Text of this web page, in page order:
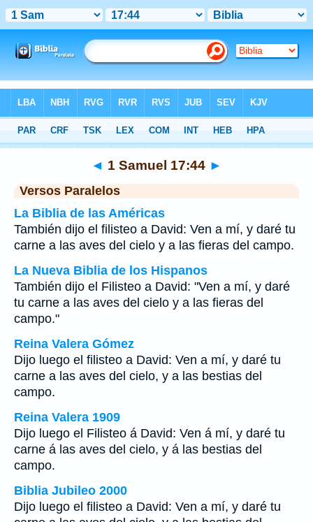
>1 Samuel Capítulo 17 > Verso 44
◄ 1 Samuel 17:44 ►
Versos Paralelos
La Biblia de las Américas
También dijo el filisteo a David: Ven a mí, y daré tu
carne a las aves del cielo y a las fieras del campo.
La Nueva Biblia de los Hispanos
También dijo el Filisteo a David: "Ven a mí, y daré
tu carne a las aves del cielo y a las fieras del
campo."
Reina Valera Gómez
Dijo luego el filisteo a David: Ven a mí, y daré tu
carne a las aves del cielo, y a las bestias del
campo.
Reina Valera 1909
Dijo luego el Filisteo á David: Ven á mí, y daré tu
carne á las aves del cielo, y á las bestias del
campo.
Biblia Jubileo 2000
Dijo luego el filisteo a David: Ven a mí, y daré tu